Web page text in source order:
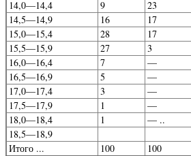
14,0—14,4
9 23
14,5—14,9
16 17
15,0—15,4
28 17
15,5—15,9
27 3
16,0—16,4
7 —
16,5—16,9
5 —
17,0—17,4
3 —
17,5—17,9
1 —
18,0—18,4
1 — ..
18,5—18,9
Итого ...
100 100